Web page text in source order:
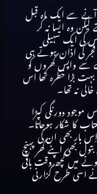
سے ایک ماہ قبل
وہ ایسا نہ کر
کی ایک سہیلی
فجر کی اذان ہوتے ہی
سے واپس گھروں کو
بڑا خطرہ تھا اس
نہ تھا۔
دورنگی کپڑا
کا شکار ہوجاتا۔
بار بھی ان کی
بھی اپنے گھر پہنچ
ہونے میں کچھ وقت باقی
نے اسی طرح گزارنی